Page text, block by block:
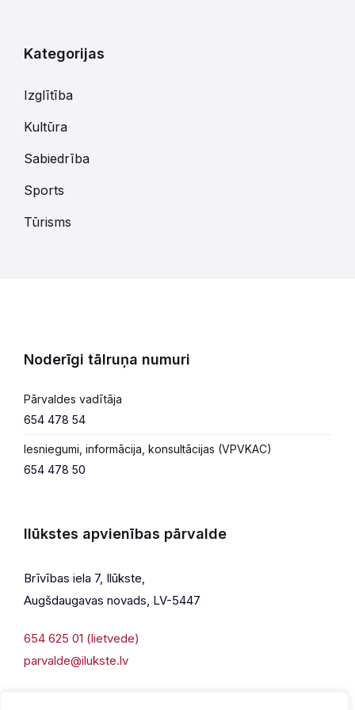
Kategorijas
Izglītība
Kultūra
Sabiedrība
Sports
Tūrisms
Noderīgi tālruņa numuri
Pārvaldes vadītāja
654 478 54
Iesniegumi, informācija, konsultācijas (VPVKAC)
654 478 50
Ilūkstes apvienības pārvalde
Brīvības iela 7, Ilūkste,
Augšdaugavas novads, LV-5447
654 625 01 (lietvede)
parvalde@ilukste.lv